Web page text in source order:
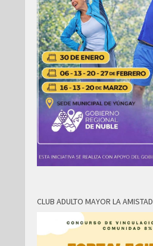
CLUB ADULTO MAYOR LA AMISTAD